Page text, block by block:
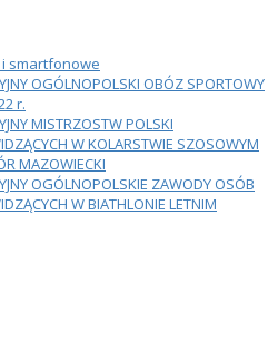
smartfonowe
OGÓLNOPOLSKI OBÓZ SPORTOWY
r.
MISTRZOSTW POLSKI
W KOLARSTWIE SZOSOWYM
MAZOWIECKI
OGÓLNOPOLSKIE ZAWODY OSÓB
W BIATHLONIE LETNIM